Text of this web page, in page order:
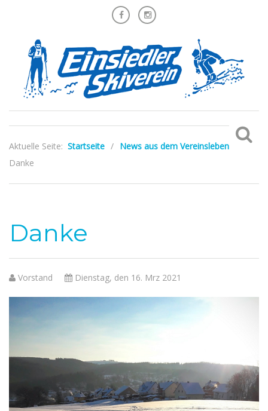
Aktuelle Seite: Startseite / News aus dem Vereinsleben
Danke
Danke
Dienstag, den 16. Mrz 2021
Vorstand